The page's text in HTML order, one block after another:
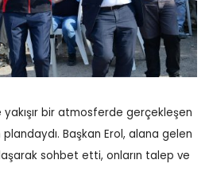
bir atmosferde gerçekleşen
Başkan Erol, alana gelen
sohbet etti, onların talep ve